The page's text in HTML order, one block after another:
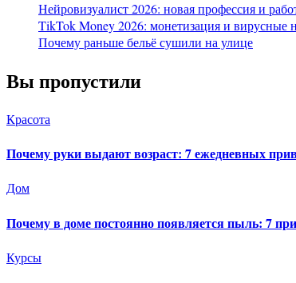
Нейровизуалист 2026: новая профессия и
TikTok Money 2026: монетизация и вирусные
Почему раньше бельё сушили на улице
Вы пропустили
Красота
Почему руки выдают возраст: 7 ежедневных
Дом
Почему в доме постоянно появляется пыль: 7
Курсы